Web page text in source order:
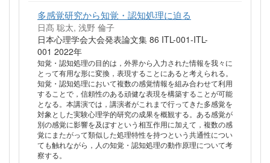
多感覚研究から知覚・認知処理に迫る
日髙 聡太, 浅野 倫子
日本心理学会大会発表論文集 86 ITL-001-ITL-
001 2022年
知覚・認知処理の目的は，外界から入力された情報を我々に
とって有用な形に変換，表現することにあると考えられる。
知覚・認知処理において複数の感覚情報を組み合わせて利用
することで，信頼性のある頑健な表現を構築することが可能
となる。本講演では，講演者がこれまで行ってきた多感覚を
対象とした実験心理学的研究の成果を概観する。ある感覚が
別の感覚に影響を及ぼすという相互作用に加えて，複数の感
覚にまたがって類似した処理特性を持つという共通性につい
ても触れながら，人の知覚・認知処理の動作原理について考
察する。